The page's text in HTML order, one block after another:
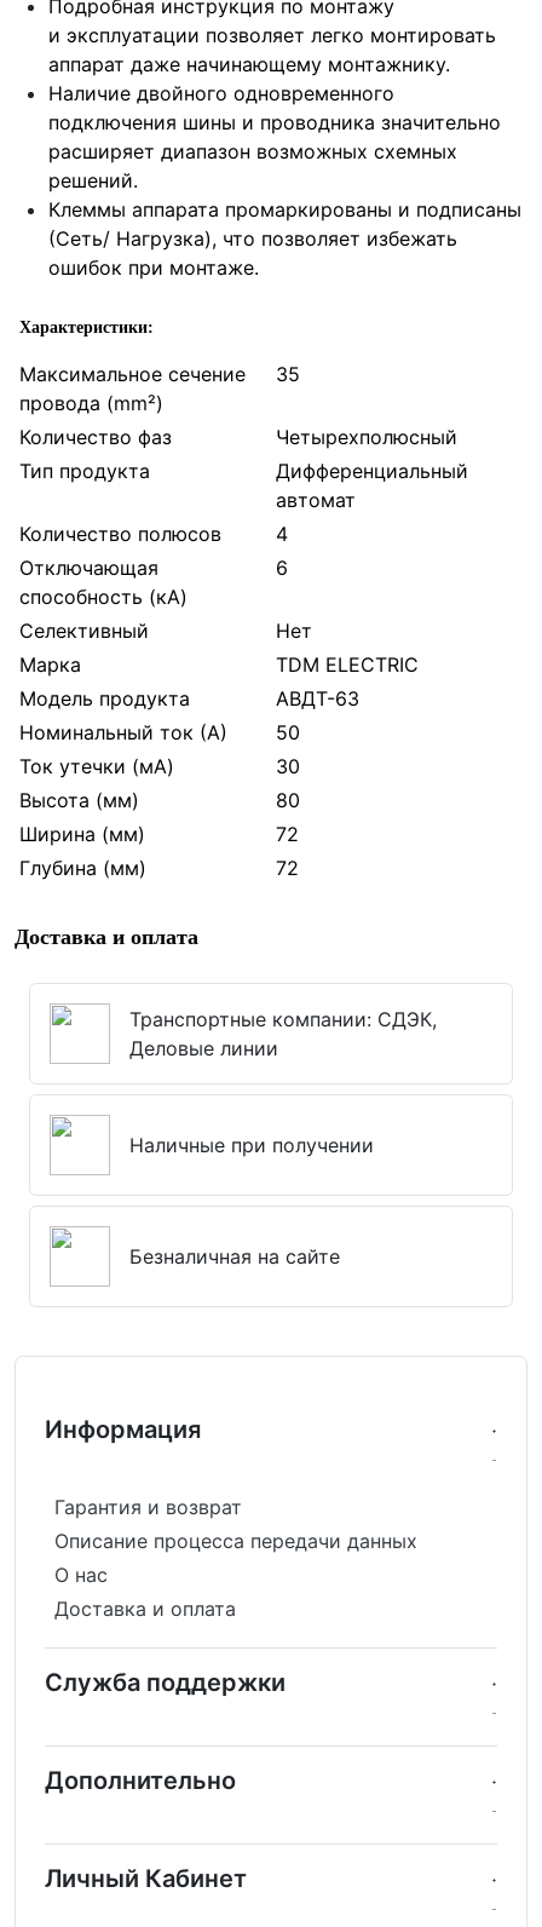
Подробная инструкция по монтажу
и эксплуатации позволяет легко монтировать
аппарат даже начинающему монтажнику.
Наличие двойного одновременного
подключения шины и проводника значительно
расширяет диапазон возможных схемных
решений.
Клеммы аппарата промаркированы и подписаны
(Сеть/ Нагрузка), что позволяет избежать
ошибок при монтаже.
Характеристики:
Максимальное сечение
провода (mm²)
35
Количество фаз
Четырехполюсный
Тип продукта
Дифференциальный
автомат
Количество полюсов
4
Отключающая
способность (кА)
6
Селективный
Нет
Марка
TDM ELECTRIC
Модель продукта
АВДТ-63
Номинальный ток (А)
50
Ток утечки (мА)
30
Высота (мм)
80
Ширина (мм)
72
Глубина (мм)
72
Доставка и оплата
Транспортные компании: СДЭК,
Деловые линии
Наличные при получении
Безналичная на сайте
Информация
Гарантия и возврат
Описание процесса передачи данных
О нас
Доставка и оплата
Служба поддержки
Дополнительно
Личный Кабинет